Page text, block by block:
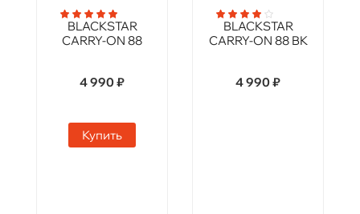
BLACKSTAR
CARRY-ON 88
4 990 ₽
Купить
BLACKSTAR
CARRY-ON 88 BK
4 990 ₽